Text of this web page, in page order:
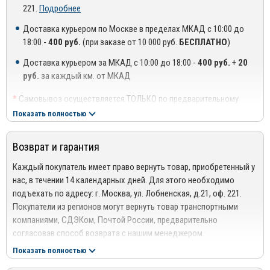
SL
– секретки с уникальным рисунком и
вращающимся кольцом;
– секретки с черной головкой.
*Некоторые варианты секреток Вы можете приобрести с двумя
Используя 40-летний опыт работы по всему миру, McGard еще на
долгое время останется лидером в производственном секторе
механических средств защиты.
221. Подробнее
Доставка курьером по Москве в пределах МКАД с 10:00 до
18:00 - 400 руб. (при заказе от 10 000 руб. БЕСПЛАТНО)
Доставка курьером за МКАД с 10:00 до 18:00 - 400 руб. + 20
руб. за каждый км. от МКАД
* Самовывоз осуществляется ТОЛЬКО по предварительному
согласованию с менеджером!
проходная ТЦ или БЦ).
***Доставка до квартиры/офиса платная: + 100 руб. за заказ
весом до 10 кг., +200 руб. за заказ весом свыше 10 кг.
РЕГИОНАЛЬНАЯ ДОСТАВКА ПО РОССИИ, БЕЛАРУСИИ И
КАЗАХСТАНУ
Стоимость доставки от 1000 руб. рассчитывается
менеджером!
Отправка дефлекторов капота производится по 100% оплате
Показать полностью
Возврат и гарантия
Каждый покупатель имеет право вернуть товар, приобретенный у
нас, в течении 14 календарных дней. Для этого необходимо
подъехать по адресу: г. Москва, ул. Лобненская, д.21, оф. 221.
Покупатели из регионов могут вернуть товар транспортными
компаниями, СДЭКом, Почтой России, предварительно
согласовав способ возврата с нашим менеджером.
Подробнее сморите в разделе
Показать полностью